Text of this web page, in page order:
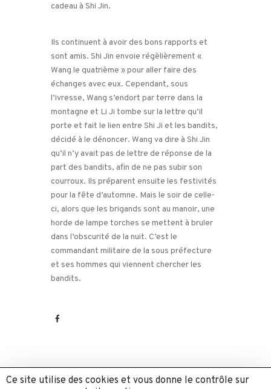
cadeau à Shi Jin.
Ils continuent à avoir des bons rapports et
sont amis. Shi Jin envoie régèlièrement «
Wang le quatrième » pour aller faire des
échanges avec eux. Cependant, sous
l’ivresse, Wang s’endort par terre dans la
montagne et Li Ji tombe sur la lettre qu’il
porte et fait le lien entre Shi Ji et les bandits,
décidé à le dénoncer. Wang va dire à Shi Jin
qu’il n’y avait pas de lettre de réponse de la
part des bandits, afin de ne pas subir son
courroux. Ils préparent ensuite les festivités
pour la fête d’automne. Mais le soir de celle-
ci, alors que les brigands sont au manoir, une
horde de lampe torches se mettent à bruler
dans l’obscurité de la nuit. C’est le
commandant militaire de la sous préfecture
et ses hommes qui viennent chercher les
bandits.
Ce site utilise des cookies et vous donne le contrôle sur